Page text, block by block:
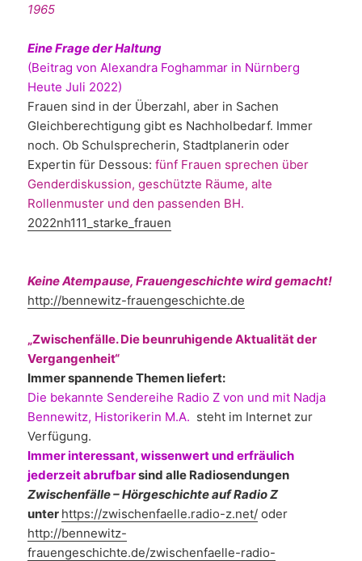
1965
Eine Frage der Haltung
(Beitrag von Alexandra Foghammar in Nürnberg
Heute Juli 2022)
Frauen sind in der Überzahl, aber in Sachen
Gleichberechtigung gibt es Nachholbedarf. Immer
noch. Ob Schulsprecherin, Stadtplanerin oder
Expertin für Dessous:fünf Frauen sprechen über
Genderdiskussion, geschützte Räume, alte
Rollenmuster und den passenden BH.
2022nh111_starke_frauen
Keine Atempause, Frauengeschichte wird gemacht!
http://bennewitz-frauengeschichte.de
„Zwischenfälle. Die beunruhigende Aktualität der
Vergangenheit“
Immer spannende Themen liefert:
Die bekannte Sendereihe Radio Zvon und mit Nadja
Bennewitz, Historikerin M.A. steht im Internet zur
Verfügung.
Immer interessant, wissenwert und erfräulich
jederzeit abrufbarsind alle Radiosendungen
Zwischenfälle – Hörgeschichte auf Radio Z
unter https://zwischenfaelle.radio-z.net/ oder
http://bennewitz-
frauengeschichte.de/zwischenfaelle-radio-